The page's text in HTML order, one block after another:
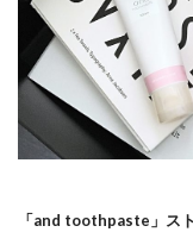
「and toothpaste」ス